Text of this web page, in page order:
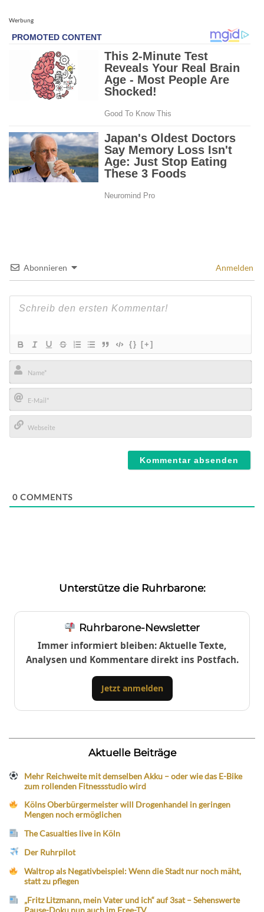
Werbung
Abonnieren Anmelden
{} [+]
Name*
E-
Mail*
0 COMMENTS
Unterstütze die Ruhrbarone:
Ruhrbarone-Newsletter
Immer informiert bleiben: Aktuelle Texte,
Analysen und Kommentare direkt ins Postfach.
Jetzt anmelden
Aktuelle Beiträge
Mehr Reichweite mit demselben Akku – oder wie das E-Bike
zum rollenden Fitnessstudio wird
Kölns Oberbürgermeister will Drogenhandel in geringen
Mengen noch ermöglichen
The Casualties live in Köln
Der Ruhrpilot
Waltrop als Negativbeispiel: Wenn die Stadt nur noch mäht,
statt zu pflegen
„Fritz Litzmann, mein Vater und ich“ auf 3sat – Sehenswerte
Pause-Doku nun auch im Free-TV